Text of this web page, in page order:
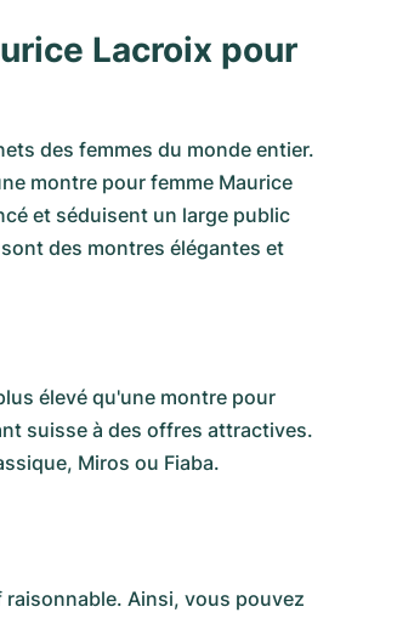
Lacroix pour
des femmes du monde entier.
montre pour femme Maurice
et séduisent un large public
des montres élégantes et
élevé qu'une montre pour
suisse à des offres attractives.
Miros ou Fiaba.
Ainsi, vous pouvez